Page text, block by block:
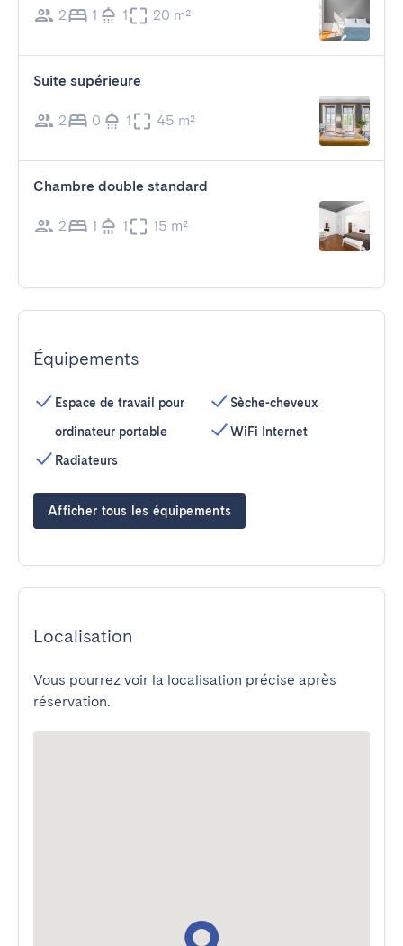
2 1 1 20 m²
Suite supérieure
2 0 1 45 m²
Chambre double standard
2 1 1 15 m²
Équipements
Espace de travail pour
ordinateur portable
Radiateurs
Sèche-cheveux
WiFi Internet
Afficher tous les équipements
Localisation
Vous pourrez voir la localisation précise après
réservation.